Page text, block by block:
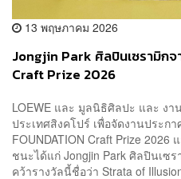
13 พฤษภาคม 2026
Jongjin Park ศิลปินเซรามิกจ
Craft Prize 2026
LOEWE และ มูลนิธิศิลปะ และ งา
ประเทศสิงคโปร์ เพื่อจัดงานประก
FOUNDATION Craft Prize
ชนะได้แก่ Jongjin Park ศิลปินเซ
คว้ารางวัลนี้ชื่อว่า Strata of